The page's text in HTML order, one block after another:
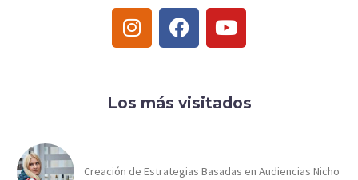
Los más visitados
Creación de Estrategias Basadas en Audiencias Nicho